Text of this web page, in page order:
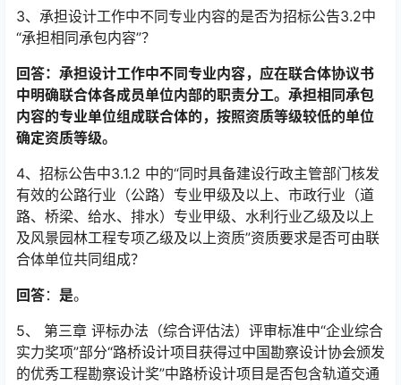
3、 承担设计工作中不同专业内容的是否为招标公告3.2中
“承担相同承包内容”？
回答： 承担设计工作中不同专业内容，应在联合体协议书
中明确联合体各成员单位内部的职责分工。承担相同承包
内容的专业单位组成联合体的，按照资质等级较低的单位
确定资质等级。
4、招标公告中3.1.2 中的“同时具备建设行政主管部门核发
有效的公路行业（公路）专业甲级及以上、市政行业（道
路、桥梁、给水、排水）专业甲级、水利行业乙级及以上
及风景园林工程专项乙级及以上资质”资质要求是否可由联
合体单位共同组成？
回答： 是。
5、 第三章 评标办法（综合评估法）评审标准中“企业综合
实力奖项”部分“路桥设计项目获得过中国勘察设计协会颁发
的优秀工程勘察设计奖”中路桥设计项目是否包含轨道交通